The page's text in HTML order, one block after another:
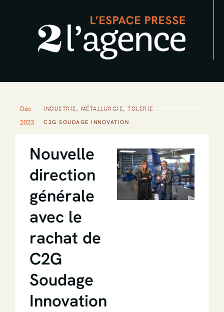
Déc
2023
INDUSTRIE , MÉTALLURGIE,TOLERIE
C2G SOUDAGE INNOVATION
Nouvelle
direction
générale
avec le
rachat de
C2G
Soudage
Innovation